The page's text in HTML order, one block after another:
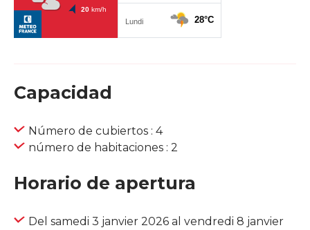
Capacidad
Número de cubiertos : 4
número de habitaciones : 2
Horario de apertura
Del samedi 3 janvier 2026 al vendredi 8 janvier